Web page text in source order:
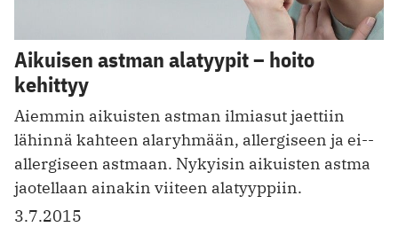
Aikuisen astman alatyypit – hoito
kehittyy
Aiemmin aikuisten astman ilmiasut jaettiin
lähinnä kahteen alaryhmään, allergiseen ja ei-­
allergiseen astmaan. Nykyisin aikuisten astma
jaotellaan ainakin viiteen alatyyppiin.
3.7.2015